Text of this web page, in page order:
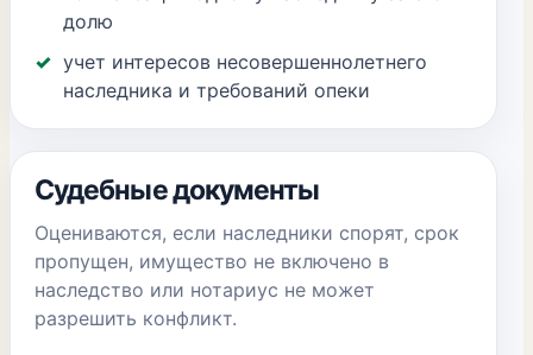
долю
учет интересов несовершеннолетнего
наследника и требований опеки
Судебные документы
Оцениваются, если наследники спорят, срок
пропущен, имущество не включено в
наследство или нотариус не может
разрешить конфликт.